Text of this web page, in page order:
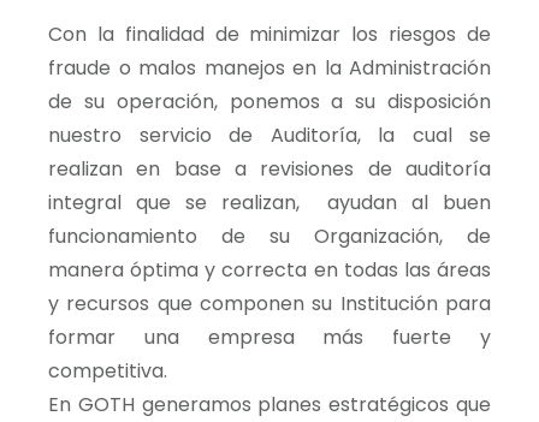
Con la finalidad de minimizar los riesgos de
fraude o malos manejos en la Administración
de su operación, ponemos a su disposición
nuestro servicio de Auditoría, la cual se
realizan en base a revisiones de auditoría
integral que se realizan, ayudan al buen
funcionamiento de su Organización, de
manera óptima y correcta en todas las áreas
y recursos que componen su Institución para
formar una empresa más fuerte y
competitiva.
En GOTH generamos planes estratégicos que